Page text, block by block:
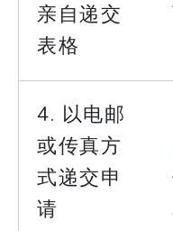
亲自递交
表格
4. 以电邮
或传真方
式递交申
请